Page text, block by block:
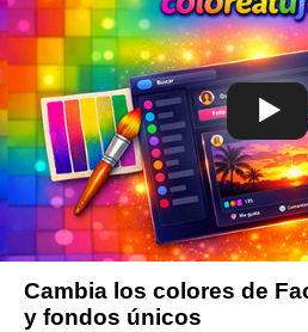
Cambia los colores de
y fondos únicos